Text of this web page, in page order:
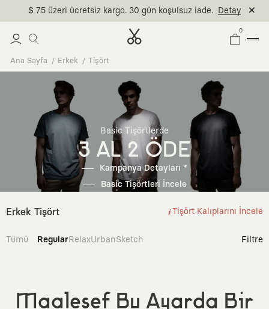
$ 75 üzeri ücretsiz kargo. 30 gün koşulsuz iade. Detay
0
Ana Sayfa Erkek Tişört
Basic Tişörtlerde
3 AL 2 ÖDE
Kampanya Detayları *
Basic Tişörtleri İncele
Erkek Tişört Tişört Kalıplarını İncele
Tümü RegularRelaxUrbanSketch Filtre
Maalesef Bu Ayarda Bir